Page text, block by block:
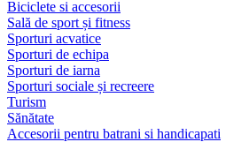
Biciclete si accesorii
Sală de sport și fitness
Sporturi acvatice
Sporturi de echipa
Sporturi de iarna
Sporturi sociale și recreere
Turism
Sănătate
Accesorii pentru batrani si handicapati